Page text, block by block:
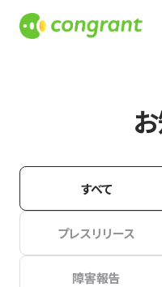
すべて
プレスリリース
障害報告